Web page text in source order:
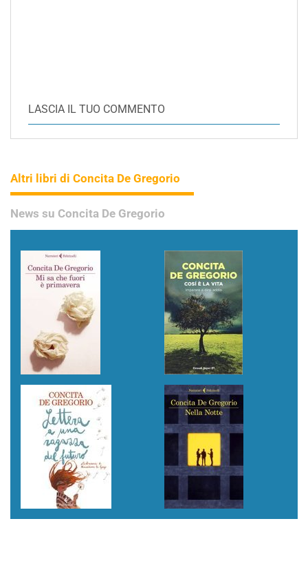
LASCIA IL TUO COMMENTO
Altri libri di Concita De Gregorio
News su Concita De Gregorio